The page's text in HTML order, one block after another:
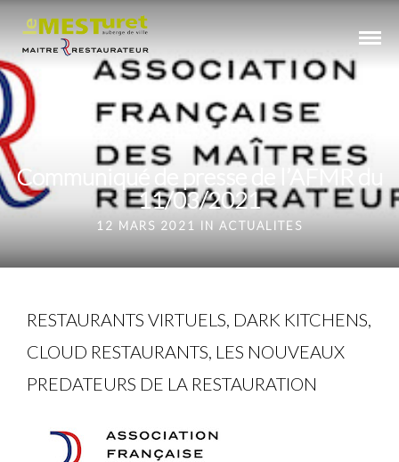
Communiqué de presse de l’AFMR du
11/03/2021
12 MARS 2021 IN ACTUALITES
RESTAURANTS VIRTUELS, DARK KITCHENS,
CLOUD RESTAURANTS, LES NOUVEAUX
PREDATEURS DE LA RESTAURATION